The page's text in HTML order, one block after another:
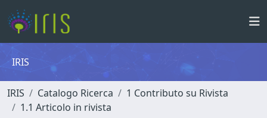
IRIS
IRIS Catalogo Ricerca
1 Contributo su Rivista
1.1 Articolo in rivista